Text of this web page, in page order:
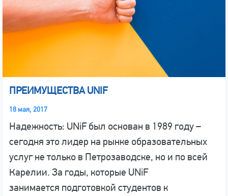
ПРЕИМУЩЕСТВА UNIF
18 мая, 2017
Надежность: UNiF был основан в 1989 году –
сегодня это лидер на рынке образовательных
услуг не только в Петрозаводске, но и по всей
Карелии. За годы, которые UNiF
занимается подготовкой студентов к